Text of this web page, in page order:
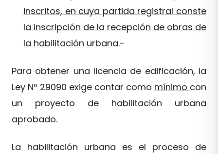
inscritos, en cuya partida registral conste
la inscripción de la recepción de obras de
la habilitación urbana.-
Para obtener una licencia de edificación, la
Ley Nº 29090 exige contar como mínimo con
un proyecto de habilitación urbana
aprobado.
La habilitación urbana es el proceso de